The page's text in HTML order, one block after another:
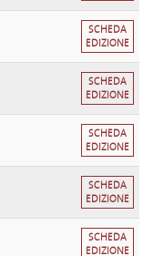
SCHEDA
EDIZIONE
SCHEDA
EDIZIONE
SCHEDA
EDIZIONE
SCHEDA
EDIZIONE
SCHEDA
EDIZIONE